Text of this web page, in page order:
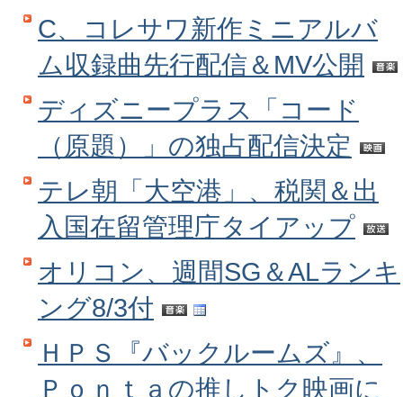
C、コレサワ新作ミニアルバ
ム収録曲先行配信＆MV公開
ディズニープラス「コード
（原題）」の独占配信決定
テレ朝「大空港」、税関＆出
入国在留管理庁タイアップ
オリコン、週間SG＆ALランキ
ング8/3付
ＨＰＳ『バックルームズ』、
Ｐｏｎｔａの推しトク映画に